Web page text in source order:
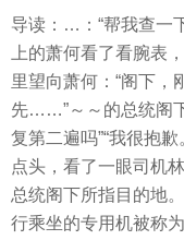
导读：…：“帮我查一
上的萧何看了看腕表
里望向萧何：“阁下，
先……”～～的总统阁
复第二遍吗”“我很抱
点头，看了一眼司机
总统阁下所指目的地
行乘坐的专用机被称